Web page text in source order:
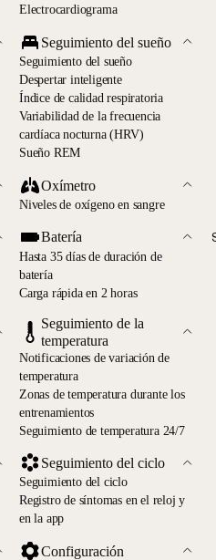
Electrocardiograma
Seguimiento del sueño
Seguimiento del sueño
Despertar inteligente
Índice de calidad respiratoria
Variabilidad de la frecuencia
cardíaca nocturna (HRV)
Sueño REM
Oxímetro
Niveles de oxígeno en sangre
Batería
Hasta 35 días de duración de
batería
Carga rápida en 2 horas
Seguimiento de la
temperatura
Notificaciones de variación de
temperatura
Zonas de temperatura durante los
entrenamientos
Seguimiento de temperatura 24/7
Seguimiento del ciclo
Seguimiento del ciclo
Registro de síntomas en el reloj y
en la app
Configuración